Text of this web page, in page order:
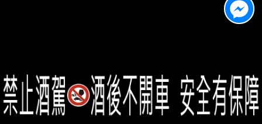
會員中心
客服電話 (02)2331-6080